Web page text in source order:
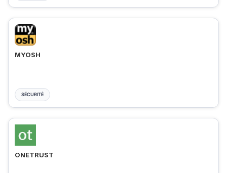
MYOSH
SÉCURITÉ
ONETRUST